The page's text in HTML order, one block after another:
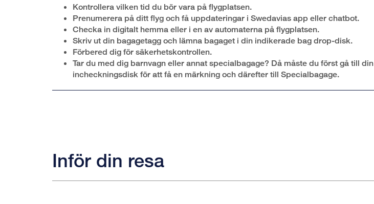
Kontrollera vilken tid du bör vara på flygplatsen.
Prenumerera på ditt flyg och få uppdateringar i Swedavias app eller chatbot.
Checka in digitalt hemma eller i en av automaterna på flygplatsen.
Skriv ut din bagagetagg och lämna bagaget i din indikerade bag drop-disk.
Förbered dig för säkerhetskontrollen.
Tar du med dig barnvagn eller annat specialbagage? Då måste du först gå till din
incheckningsdisk för att få en märkning och därefter till Specialbagage.
Inför din resa